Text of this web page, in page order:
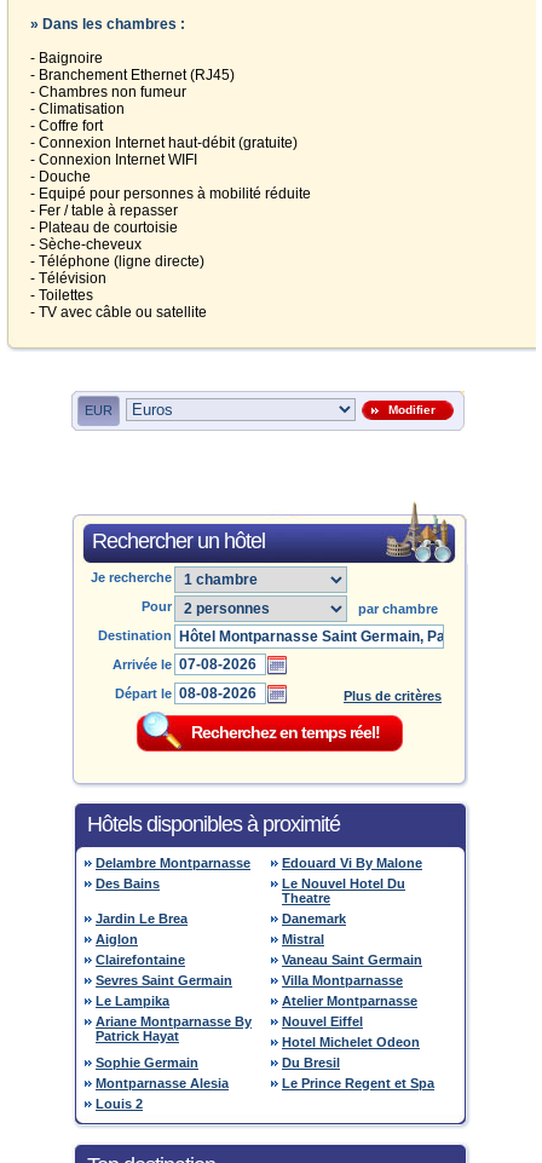
» Dans les chambres :
- Baignoire
- Branchement Ethernet (RJ45)
- Chambres non fumeur
- Climatisation
- Coffre fort
- Connexion Internet haut-débit (gratuite)
- Connexion Internet WIFI
- Douche
- Equipé pour personnes à mobilité réduite
- Fer / table à repasser
- Plateau de courtoisie
- Sèche-cheveux
- Téléphone (ligne directe)
- Télévision
- Toilettes
- TV avec câble ou satellite
EUR Modifier
Rechercher un hôtel
Je recherche
Pour
par chambre
Destination
Arrivée le
Départ le
Plus de critères
Hôtels disponibles à proximité
Delambre Montparnasse
Edouard Vi By Malone
Des Bains
Le Nouvel Hotel Du
Theatre
Jardin Le Brea
Danemark
Aiglon
Mistral
Clairefontaine
Vaneau Saint Germain
Sevres Saint Germain
Villa Montparnasse
Le Lampika
Atelier Montparnasse
Ariane Montparnasse By
Patrick Hayat
Nouvel Eiffel
Hotel Michelet Odeon
Sophie Germain
Du Bresil
Montparnasse Alesia
Le Prince Regent et Spa
Louis 2